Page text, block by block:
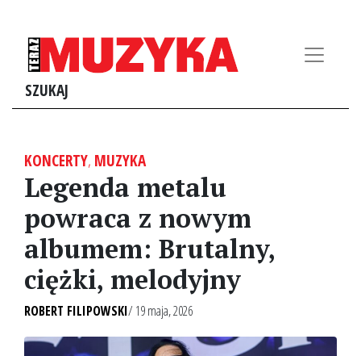
SZUKAJ
KONCERTY, MUZYKA
Legenda metalu
powraca z nowym
albumem: Brutalny,
ciężki, melodyjny
ROBERT FILIPOWSKI/ 19 maja, 2026